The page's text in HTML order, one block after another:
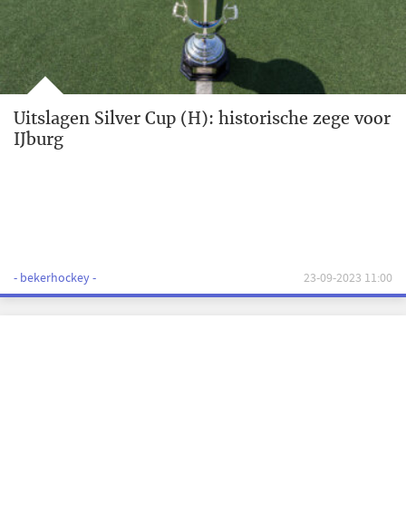
Uitslagen Silver Cup (H): historische zege voor
IJburg
- bekerhockey - 23-09-2023 11:00